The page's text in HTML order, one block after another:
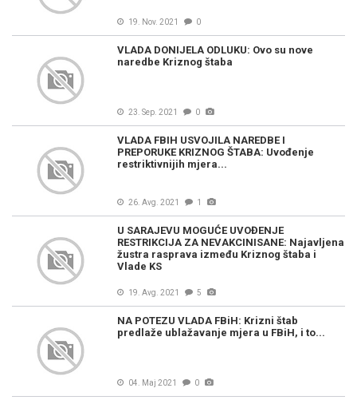
19. Nov. 2021 0
VLADA DONIJELA ODLUKU: Ovo su nove
naredbe Kriznog štaba
23. Sep. 2021 0
VLADA FBIH USVOJILA NAREDBE I
PREPORUKE KRIZNOG ŠTABA: Uvođenje
restriktivnijih mjera...
26. Avg. 2021 1
U SARAJEVU MOGUĆE UVOĐENJE
RESTRIKCIJA ZA NEVAKCINISANE: Najavljena
žustra rasprava između Kriznog štaba i
Vlade KS
19. Avg. 2021 5
NA POTEZU VLADA FBiH: Krizni štab
predlaže ublažavanje mjera u FBiH, i to...
04. Maj 2021 0